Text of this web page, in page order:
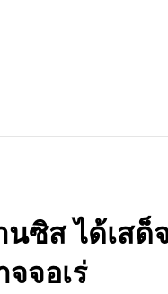
นซิส ได้เส
จอเร่